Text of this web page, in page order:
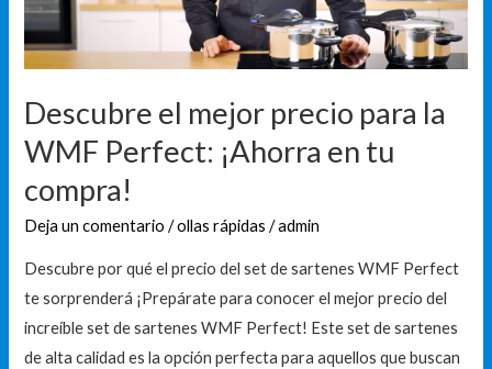
Descubre el mejor precio para la
WMF Perfect: ¡Ahorra en tu
compra!
Deja un comentario /ollas rápidas /admin
Descubre por qué el precio del set de sartenes WMF Perfect
te sorprenderá ¡Prepárate para conocer el mejor precio del
increíble set de sartenes WMF Perfect! Este set de sartenes
de alta calidad es la opción perfecta para aquellos que buscan
WMF
Perfect:
¡Ahorra
en
tu
compra!